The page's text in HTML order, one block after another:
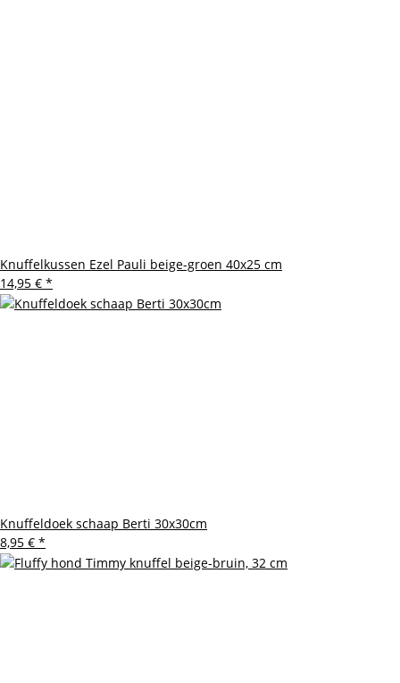
Knuffelkussen Ezel Pauli beige-groen 40x25 cm
14,95 € *
Knuffeldoek schaap Berti 30x30cm
8,95 € *